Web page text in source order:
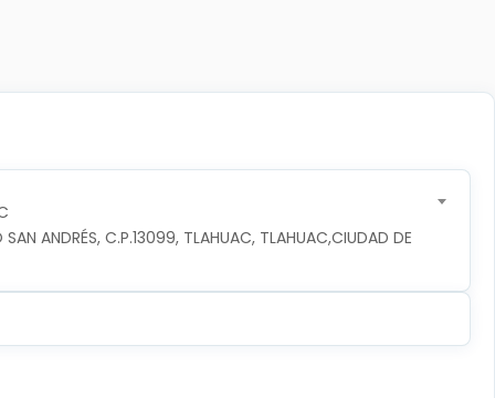
ANDRÉS, C.P.13099, TLAHUAC, TLAHUAC,CIUDAD DE